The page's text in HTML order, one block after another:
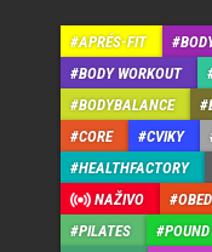
APRÉS-FIT
BODY WORKOUT
BODYBALANCE
CORE
CVIKY
HEALTHFACTORY
NAŽIVO
PILATES
POUND